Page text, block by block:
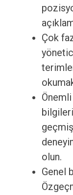
Çok
olun.
Genel